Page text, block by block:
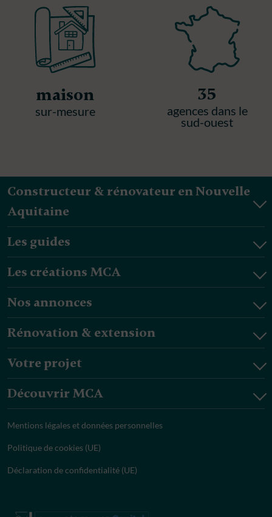
maison
sur-mesure
35
agences dans le
sud-ouest
Constructeur & rénovateur en Nouvelle
Aquitaine
Les guides
Les créations MCA
Nos annonces
Rénovation & extension
Votre projet
Découvrir MCA
Mentions légales et données personnelles
Politique de cookies (UE)
Déclaration de confidentialité (UE)